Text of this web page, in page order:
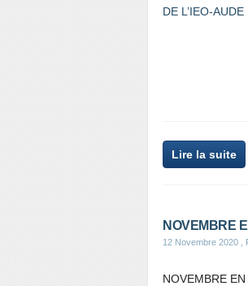
Lire la suite
NOVEMBRE
12 Novembre 2020 ,
NOVEMBRE